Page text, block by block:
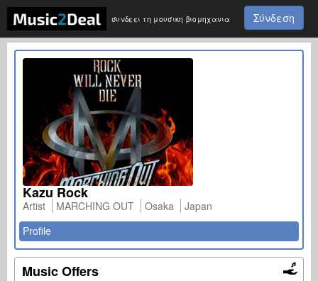
συνδεει τη μουσικη βιομηχανια Σύνδεση
Kazu Rock
Artist MARCHING OUT Osaka
Japan
Profile
Music Offers